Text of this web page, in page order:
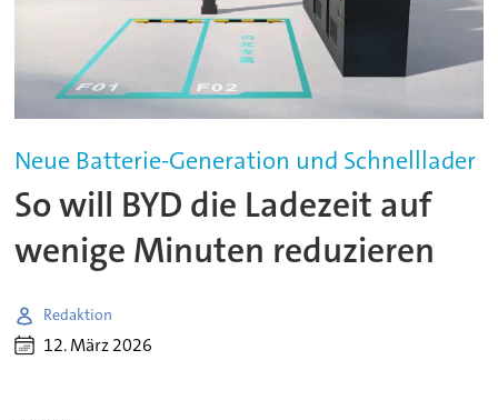
Neue Batterie-Generation und Schnelllader
So will BYD die Ladezeit auf
wenige Minuten reduzieren
Redaktion
12. März 2026